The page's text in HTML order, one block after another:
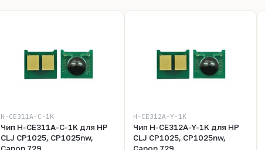
H-CE311A-C-1K
Чип H-CE311A-C-1K для HP
CLJ CP1025, CP1025nw,
H-CE312A-Y-1K
Чип H-CE312A-Y-1K для HP
CLJ CP1025, CP1025nw,